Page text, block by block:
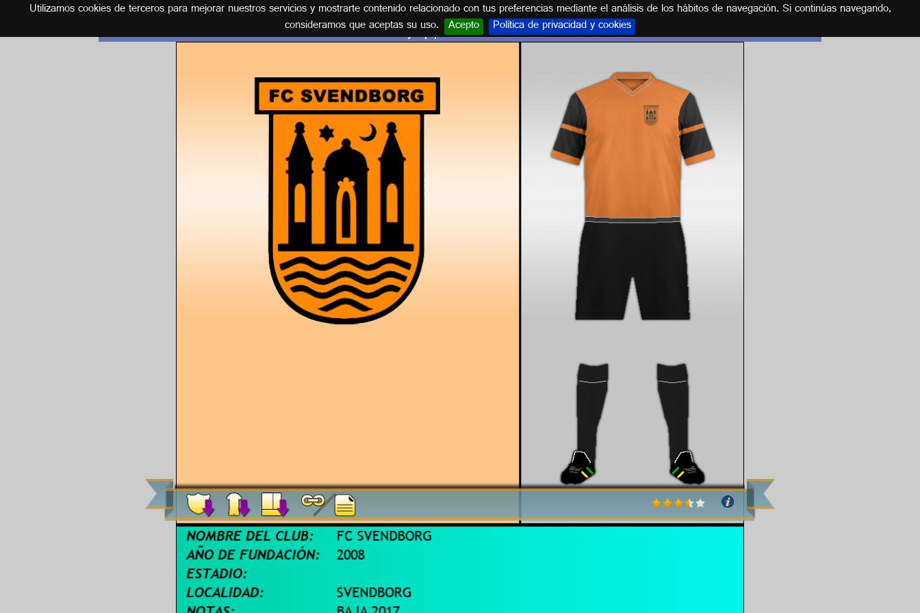
Utilizamos cookies de terceros para mejorar nuestros servicios y mostrarte contenido relacionado con tus preferencias mediante el análisis de los hábitos de navegación. Si continúas navegando,
consideramos que aceptas su uso. Acepto Política de privacidad y cookies
Español
Escudo y equipación FC SVENDBORG